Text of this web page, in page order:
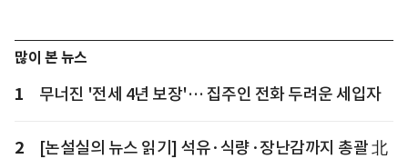
많이 본 뉴스
1 무너진 '전세 4년 보장'… 집주인 전화 두려운 세입자
2
[논설실의 뉴스 읽기] 석유·식량·장난감까지 총괄 北